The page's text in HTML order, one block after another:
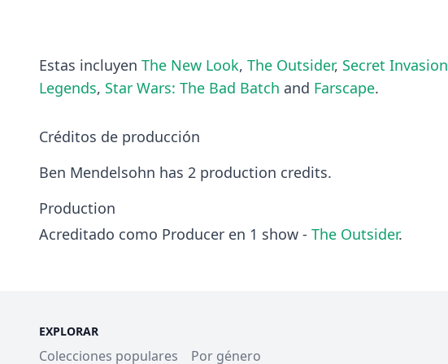
Estas incluyen The New Look, The Outsider, Secret Invasion
Legends, Star Wars: The Bad Batch and Farscape.
Créditos de producción
Ben Mendelsohn has 2 production credits.
Production
Acreditado como Producer en 1 show - The Outsider.
EXPLORAR
Colecciones populares Por género